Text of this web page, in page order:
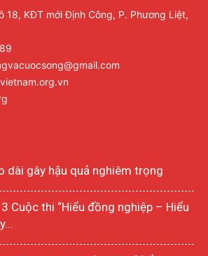
18, KĐT mới Định Công, P. Phương Liệt,
dài gây hậu quả nghiêm trọng
Cuộc thi “Hiểu đồng nghiệp – Hiểu